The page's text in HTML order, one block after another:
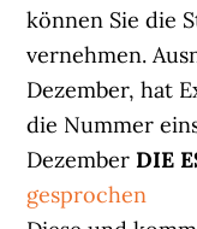
können Sie die
vernehmen.
Dezember, hat
die Nummer
DezemberDIE
gesprochen